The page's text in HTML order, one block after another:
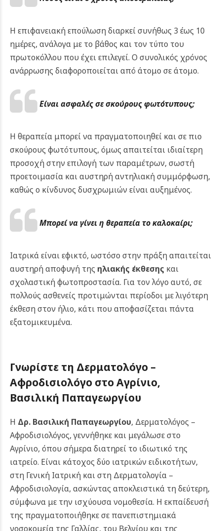
Η επιφανειακή επούλωση διαρκεί συνήθως 3 έως 10
ημέρες, ανάλογα με το βάθος και τον τύπο του
πρωτοκόλλου που έχει επιλεγεί. Ο συνολικός χρόνος
ανάρρωσης διαφοροποιείται από άτομο σε άτομο.
Είναι ασφαλές σε σκούρους φωτότυπους;
Η θεραπεία μπορεί να πραγματοποιηθεί και σε πιο
σκούρους φωτότυπους, όμως απαιτείται ιδιαίτερη
προσοχή στην επιλογή των παραμέτρων, σωστή
προετοιμασία και αυστηρή αντηλιακή συμμόρφωση,
καθώς ο κίνδυνος δυσχρωμιών είναι αυξημένος.
Μπορεί να γίνει η θεραπεία το καλοκαίρι;
Ιατρικά είναι εφικτό, ωστόσο στην πράξη απαιτείται
αυστηρή αποφυγή της ηλιακής έκθεσης και
σχολαστική φωτοπροστασία. Για τον λόγο αυτό, σε
πολλούς ασθενείς προτιμώνται περίοδοι με λιγότερη
έκθεση στον ήλιο, κάτι που αποφασίζεται πάντα
εξατομικευμένα.
Γνωρίστε τη Δερματολόγο –
Αφροδισιολόγο στο Αγρίνιο,
Βασιλική Παπαγεωργίου
Η Δρ. Βασιλική Παπαγεωργίου, Δερματολόγος –
Αφροδισιολόγος, γεννήθηκε και μεγάλωσε στο
Αγρίνιο, όπου σήμερα διατηρεί το ιδιωτικό της
ιατρείο. Είναι κάτοχος δύο ιατρικών ειδικοτήτων,
στη Γενική Ιατρική και στη Δερματολογία –
Αφροδισιολογία, ασκώντας αποκλειστικά τη δεύτερη,
σύμφωνα με την ισχύουσα νομοθεσία. Η εκπαίδευσή
της πραγματοποιήθηκε σε πανεπιστημιακά
νοσοκομεία της Γαλλίας, του Βελγίου και της